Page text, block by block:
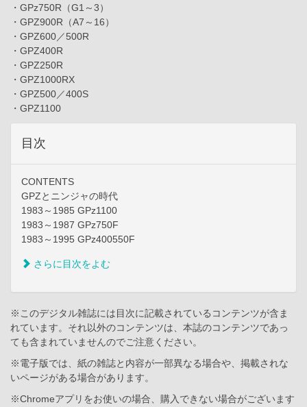
・GPz750R（G1～3）
・GPZ900R（A7～16）
・GPZ600／500R
・GPZ400R
・GPZ250R
・GPZ1000RX
・GPZ500／400S
・GPZ1100
目次
CONTENTS
GPZとニンジャの時代
1983～1985 GPz1100
1983～1987 GPz750F
1983～1995 GPz400550F
さらに目次をよむ
※このデジタル雑誌には目次に記載されているコンテンツが含ま
れています。それ以外のコンテンツは、本誌のコンテンツであっ
ても含まれていませんのでご注意ください。
※電子版では、紙の雑誌と内容が一部異なる場合や、掲載されな
いページがある場合があります。
※Chromeアプリをお使いの場合、購入できない場合がございます